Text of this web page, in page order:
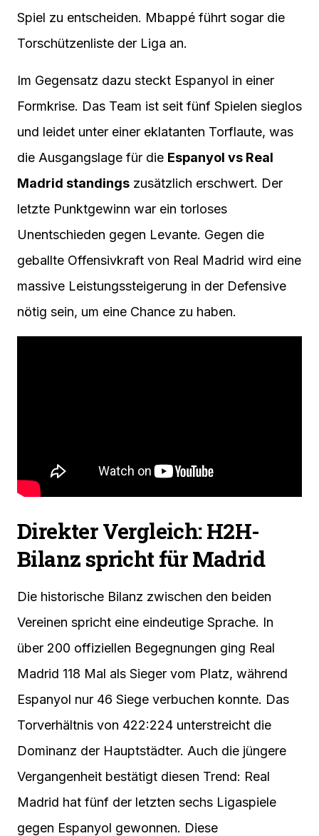
Spiel zu entscheiden. Mbappé führt sogar die
Torschützenliste der Liga an.
Im Gegensatz dazu steckt Espanyol in einer
Formkrise. Das Team ist seit fünf Spielen sieglos
und leidet unter einer eklatanten Torflaute, was
die Ausgangslage für die Espanyol vs Real
Madrid standings zusätzlich erschwert. Der
letzte Punktgewinn war ein torloses
Unentschieden gegen Levante. Gegen die
geballte Offensivkraft von Real Madrid wird eine
massive Leistungssteigerung in der Defensive
nötig sein, um eine Chance zu haben.
Direkter Vergleich: H2H-
Bilanz spricht für Madrid
Die historische Bilanz zwischen den beiden
Vereinen spricht eine eindeutige Sprache. In
über 200 offiziellen Begegnungen ging Real
Madrid 118 Mal als Sieger vom Platz, während
Espanyol nur 46 Siege verbuchen konnte. Das
Torverhältnis von 422:224 unterstreicht die
Dominanz der Hauptstädter. Auch die jüngere
Vergangenheit bestätigt diesen Trend: Real
Madrid hat fünf der letzten sechs Ligaspiele
gegen Espanyol gewonnen. Diese